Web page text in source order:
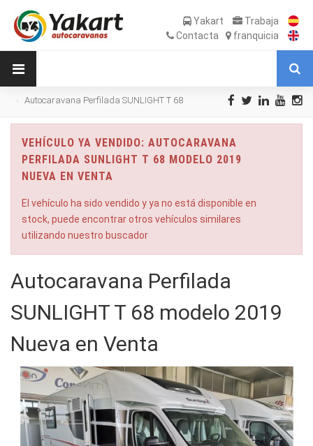
Yakart
Trabaja
Contacta
franquicia
Autocaravana Perfilada SUNLIGHT T 68
VEHÍCULO YA VENDIDO: AUTOCARAVANA
PERFILADA SUNLIGHT T 68 MODELO 2019
NUEVA EN VENTA
El vehículo ha sido vendido y ya no está disponible en
stock, puede encontrar otros vehículos similares
utilizando nuestro buscador
Autocaravana Perfilada
SUNLIGHT T 68 modelo 2019
Nueva en Venta